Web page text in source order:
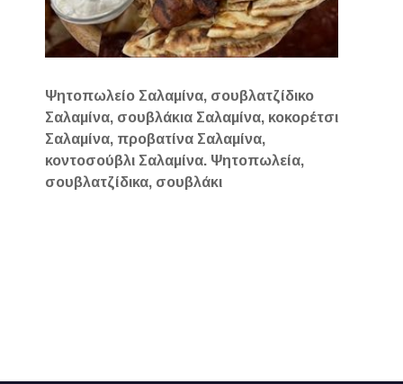
Ψητοπωλείο Σαλαμίνα, σουβλατζίδικο
Σαλαμίνα, σουβλάκια Σαλαμίνα, κοκορέτσι
Σαλαμίνα, προβατίνα Σαλαμίνα,
κοντοσούβλι Σαλαμίνα. Ψητοπωλεία,
σουβλατζίδικα, σουβλάκι